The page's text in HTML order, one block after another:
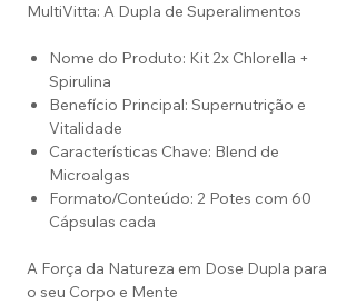
MultiVitta: A Dupla de Superalimentos
Nome do Produto: Kit 2x Chlorella +
Spirulina
Benefício Principal: Supernutrição e
Vitalidade
Características Chave: Blend de
Microalgas
Formato/Conteúdo: 2 Potes com 60
Cápsulas cada
A Força da Natureza em Dose Dupla para
o seu Corpo e Mente